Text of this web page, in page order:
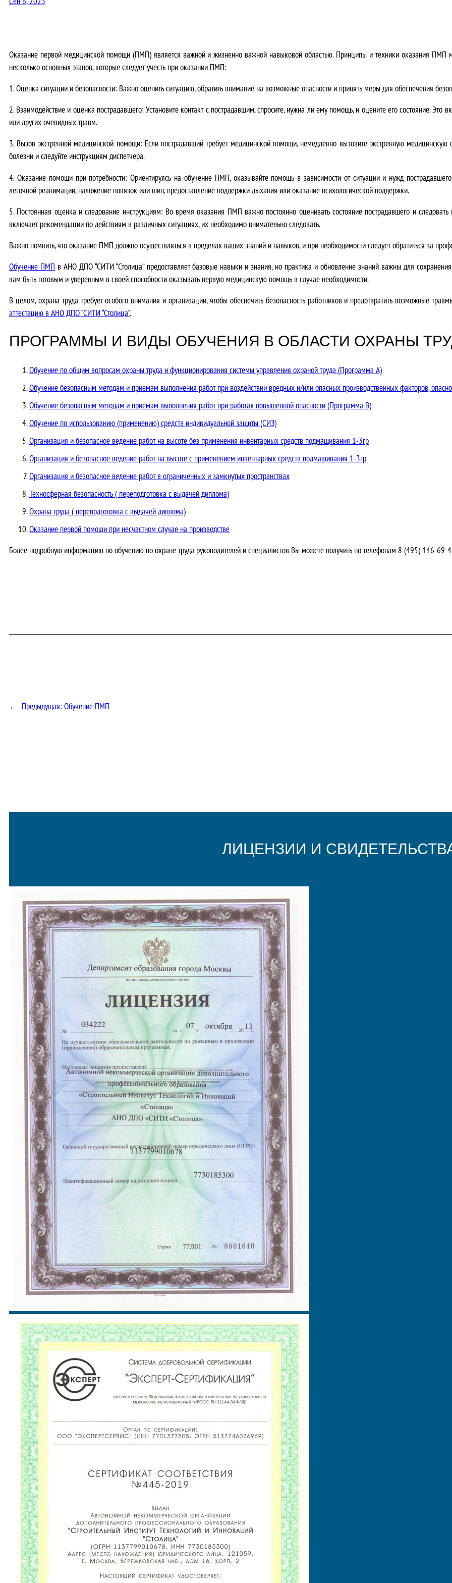
Оказание первой медицинской помощи (ПМП) является важной и жизненно важной навыковой областью. Принципы и техники оказания ПМП
несколько основных этапов, которые следует учесть при оказании ПМП:
1. Оценка ситуации и безопасности: Важно оценить ситуацию, обратить внимание на возможные опасности и принять меры для обеспечения
2. Взаимодействие и оценка пострадавшего: Установите контакт с пострадавшим, спросите, нужна ли ему помощь, и оцените его состояние. Это
или других очевидных травм.
3. Вызов экстренной медицинской помощи: Если пострадавший требует медицинской помощи, немедленно вызовите экстренную медицинскую
болезни и следуйте инструкциям диспетчера.
4. Оказание помощи при потребности: Ориентируясь на обучение ПМП, оказывайте помощь в зависимости от ситуации и нужд
легочной реанимации, наложение повязок или шин, предоставление поддержки дыхания или оказание психологической поддержки.
5. Постоянная оценка и следование инструкциям: Во время оказания ПМП важно постоянно оценивать состояние пострадавшего и
включает рекомендации по действиям в различных ситуациях, их необходимо внимательно следовать.
Важно помнить, что оказание ПМП должно осуществляться в пределах ваших знаний и навыков, и при необходимости следует обратиться за
Обучение ПМП в АНО ДПО “СИТИ “Столица” предоставляет базовые навыки и знания, но практика и обновление знаний важны для
вам быть готовым и уверенным в своей способности оказывать первую медицинскую помощь в случае необходимости.
В целом, охрана труда требует особого внимания и организации, чтобы обеспечить безопасность работников и предотвратить возможные
аттестацию в АНО ДПО “СИТИ “Столица”.
ПРОГРАММЫ И ВИДЫ ОБУЧЕНИЯ В ОБЛАСТИ ОХРАНЫ
Обучение по общим вопросам охраны труда и функционирования системы управления охраной труда (Программа А)
Обучение безопасным методам и приемам выполнения работ при воздействии вредных и/или опасных производственных факторов,
Обучение безопасным методам и приемам выполнения работ при работах повышенной опасности (Программа В)
Обучение по использованию (применению) средств индивидуальной защиты (СИЗ)
Организация и безопасное ведение работ на высоте без применения инвентарных средств подмащивания 1-3гр
Организация и безопасное ведение работ на высоте с применением инвентарных средств подмащивания 1-3гр
Организация и безопасное ведение работ в ограниченных и замкнутых пространствах
Техносферная безопасность ( переподготовка с выдачей диплома)
Охрана труда ( переподготовка с выдачей диплома)
Оказание первой помощи при несчастном случае на производстве
Более подробную информацию по обучению по охране труда руководителей и специалистов Вы можете получить по телефонам 8 (495) 146-69-
← Предыдущая: Обучение ПМП
ЛИЦЕНЗИИ И